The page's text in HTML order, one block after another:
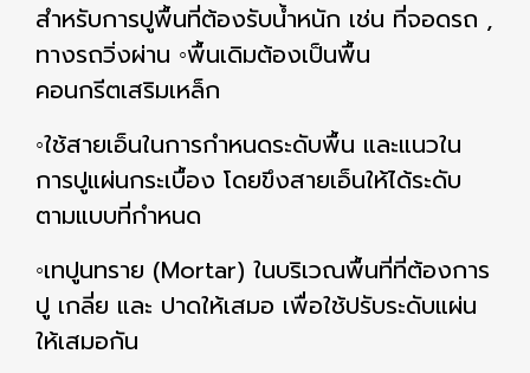
สำหรับการปูพื้นที่ต้องรับน้ำหนัก เช่น ที่จอดรถ ,
ทางรถวิ่งผ่าน ◦พื้นเดิมต้องเป็นพื้น
คอนกรีตเสริมเหล็ก
◦ใช้สายเอ็นในการกำหนดระดับพื้น และแนวใน
การปูแผ่นกระเบื้อง โดยขึงสายเอ็นให้ได้ระดับ
ตามแบบที่กำหนด
◦เทปูนทราย (Mortar) ในบริเวณพื้นที่ที่ต้องการ
ปู เกลี่ย และ ปาดให้เสมอ เพื่อใช้ปรับระดับแผ่น
ให้เสมอกัน